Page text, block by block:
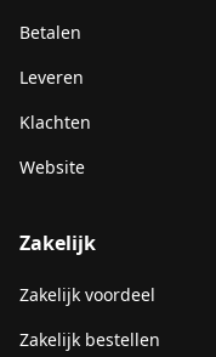
Betalen
Leveren
Klachten
Website
Zakelijk
Zakelijk voordeel
Zakelijk bestellen